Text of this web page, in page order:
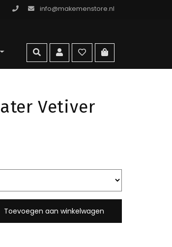
info@makemenstore.nl
zoekenaccountwishlistga naar
Vetiver
Toevoegen aan winkelwagen